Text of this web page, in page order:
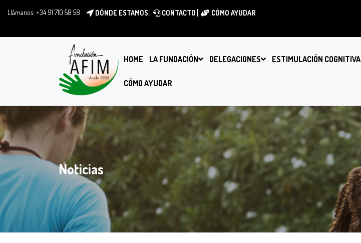
Llámanos: +34 91 710 58 58 DÓNDE ESTAMOS CONTACTO CÓMO AYUDAR
HOME LA FUNDACIÓN DELEGACIONES ESTIMULACIÓN COGNITIVA
CÓMO AYUDAR
Noticias